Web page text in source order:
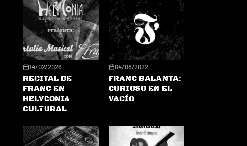
14/02/2026
RECITAL DE
FRANC EN
HELYCONIA
CULTURAL
04/08/2022
FRANC BALANTA:
CURIOSO EN EL
VACÍO